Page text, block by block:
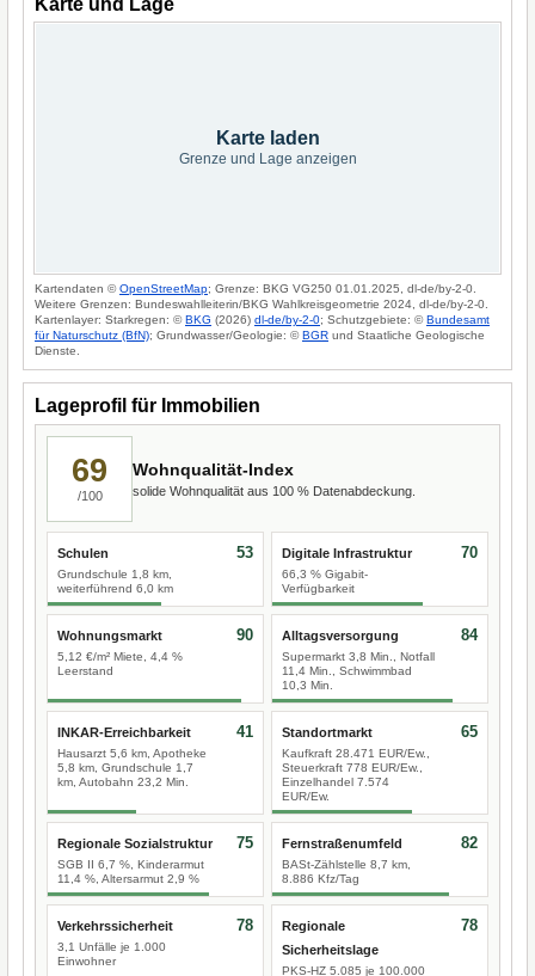
Karte und Lage
Karte laden
Grenze und Lage anzeigen
Kartendaten ©OpenStreetMap; Grenze: BKG VG250 01.01.2025, dl-de/by-2-0.
Weitere Grenzen: Bundeswahlleiterin/BKG Wahlkreisgeometrie 2024, dl-de/by-2-0.
Kartenlayer: Starkregen: ©BKG (2026) dl-de/by-2-0; Schutzgebiete: ©Bundesamt
für Naturschutz (BfN); Grundwasser/Geologie: ©BGR und Staatliche Geologische
Dienste.
Lageprofil für Immobilien
69
/100
Wohnqualität-Index
solide Wohnqualität aus 100 % Datenabdeckung.
Schulen
Grundschule 1,8 km,
weiterführend 6,0 km
53 Digitale Infrastruktur
66,3 % Gigabit-
Verfügbarkeit
70
Wohnungsmarkt
5,12 €/m² Miete, 4,4 %
Leerstand
90 Alltagsversorgung
Supermarkt 3,8 Min., Notfall
11,4 Min., Schwimmbad
10,3 Min.
84
INKAR-Erreichbarkeit
Hausarzt 5,6 km, Apotheke
5,8 km, Grundschule 1,7
km, Autobahn 23,2 Min.
41 Standortmarkt
Kaufkraft 28.471 EUR/Ew.,
Steuerkraft 778 EUR/Ew.,
Einzelhandel 7.574
EUR/Ew.
65
Regionale Sozialstruktur
SGB II 6,7 %, Kinderarmut
11,4 %, Altersarmut 2,9 %
75 Fernstraßenumfeld
BASt-Zählstelle 8,7 km,
8.886 Kfz/Tag
82
Verkehrssicherheit
3,1 Unfälle je 1.000
Einwohner
78
Regionale
Sicherheitslage
PKS-HZ 5.085 je 100.000
78